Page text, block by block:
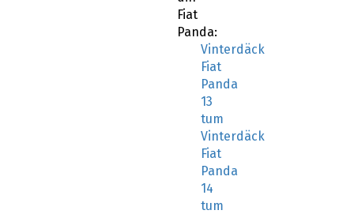
Fiat
Panda:
Vinterdäck
Fiat
Panda
13
tum
Vinterdäck
Fiat
Panda
14
tum